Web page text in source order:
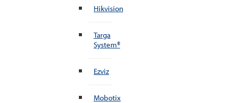
Hikvision
Targa
System®
Ezviz
Mobotix